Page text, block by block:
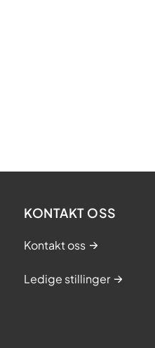
KONTAKT OSS
Kontakt oss
Ledige stillinger